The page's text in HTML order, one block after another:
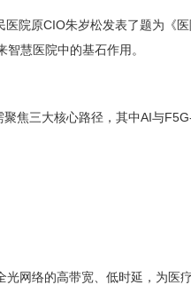
院原CIO朱岁松发表了题为《
慧医院中的基石作用。
焦三大核心路径，其中AI与
网络的高带宽、低时延，为医